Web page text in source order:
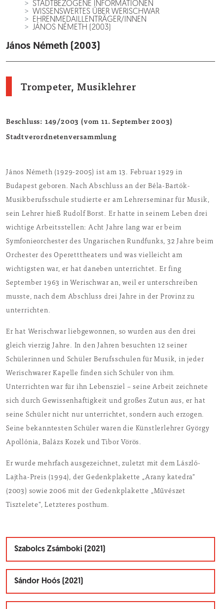
STADTBEZOGENE INFORMATIONEN
WISSENSWERTES ÜBER WERISCHWAR
EHRENMEDAILLENTRÄGER/INNEN
JÁNOS NÉMETH (2003)
János Németh (2003)
Trompeter, Musiklehrer
Beschluss: 149/2003 (vom 11. September 2003)
Stadtverordnetenversammlung
János Németh (1929-2005) ist am 13. Februar 1929 in
Budapest geboren. Nach Abschluss an der Béla-Bartók-
Musikberufsschule studierte er am Lehrerseminar für Musik,
sein Lehrer hieß Rudolf Borst. Er hatte in seinem Leben drei
wichtige Arbeitsstellen: Acht Jahre lang war er beim
Symfonieorchester des Ungarischen Rundfunks, 32 Jahre beim
Orchester des Operetttheaters und was vielleicht am
wichtigsten war, er hat daneben unterrichtet. Er fing
September 1963 in Werischwar an, weil er unterschreiben
musste, nach dem Abschluss drei Jahre in der Provinz zu
unterrichten.
Er hat Werischwar liebgewonnen, so wurden aus den drei
gleich vierzig Jahre. In den Jahren besuchten 12 seiner
Schülerinnen und Schüler Berufsschulen für Musik, in jeder
Werischwarer Kapelle finden sich Schüler von ihm.
Unterrichten war für ihn Lebensziel – seine Arbeit zeichnete
sich durch Gewissenhaftigkeit und großes Zutun aus, er hat
seine Schüler nicht nur unterrichtet, sondern auch erzogen.
Seine bekanntesten Schüler waren die Künstlerlehrer György
Apollónia, Balázs Kozek und Tibor Vörös.
Er wurde mehrfach ausgezeichnet, zuletzt mit dem László-
Lajtha-Preis (1994), der Gedenkplakette „Arany katedra”
(2003) sowie 2006 mit der Gedenkplakette „Művészet
Tisztelete”, Letzteres posthum.
Szabolcs Zsámboki (2021)
Sándor Hoós (2021)